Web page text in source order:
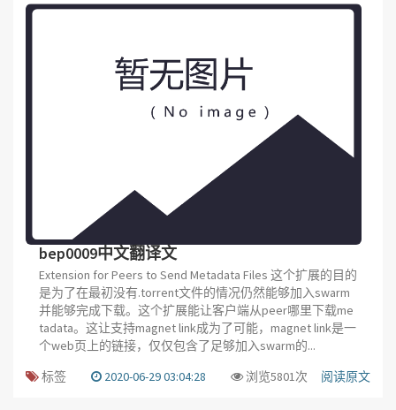
bep0009中文翻译文
Extension for Peers to Send Metadata Files 这个扩展的目的
是为了在最初没有.torrent文件的情况仍然能够加入swarm
并能够完成下载。这个扩展能让客户端从peer哪里下载me
tadata。这让支持magnet link成为了可能，magnet link是一
个web页上的链接，仅仅包含了足够加入swarm的...
标签
2020-06-29 03:04:28 浏览5801次 阅读原文